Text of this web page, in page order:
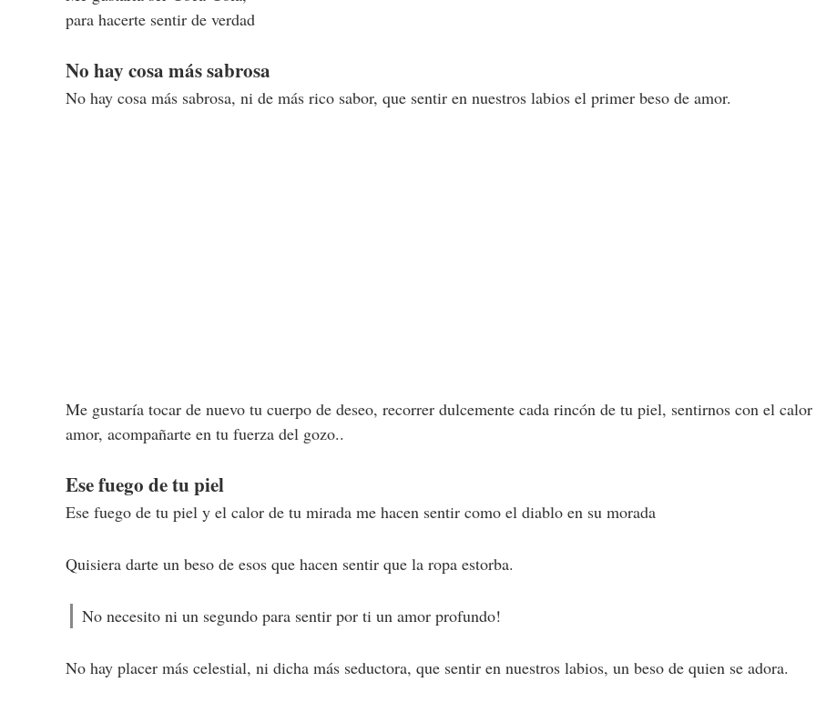
para hacerte sentir de verdad
No hay cosa más sabrosa
No hay cosa más sabrosa, ni de más rico sabor, que sentir en nuestros labios el primer beso de amor.
Me gustaría tocar de nuevo tu cuerpo de deseo, recorrer dulcemente cada rincón de tu piel, sentirnos con el
amor, acompañarte en tu fuerza del gozo..
Ese fuego de tu piel
Ese fuego de tu piel y el calor de tu mirada me hacen sentir como el diablo en su morada
Quisiera darte un beso de esos que hacen sentir que la ropa estorba.
No necesito ni un segundo para sentir por ti un amor profundo!
No hay placer más celestial, ni dicha más seductora, que sentir en nuestros labios, un beso de quien se adora.